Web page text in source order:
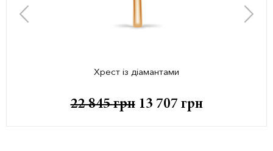
Хрест із діамантами
22 845грн 13 707 грн